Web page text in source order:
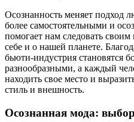
Осознанность меняет подход
более самостоятельными и
помогает нам следовать своим
себе и о нашей планете.
бьюти-индустрия становятся
разнообразными, а каждый
находить свое место и
стиль и внешность.
Осознанная мода: